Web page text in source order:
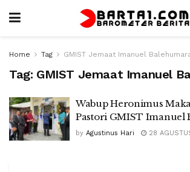
Home Tag GMIST Jemaat Imanuel
Tag: GMIST Jemaat Imanuel
Wabup Heronimus
Pastori GMIST Imanuel
by Agustinus Hari 28